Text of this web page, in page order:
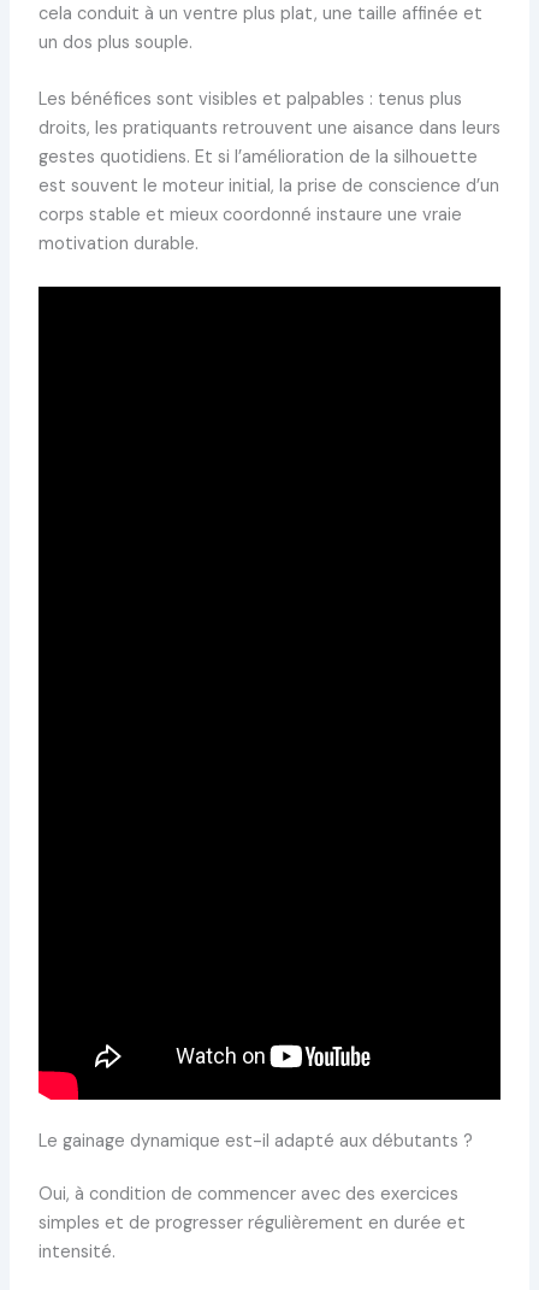
cela conduit à un ventre plus plat, une taille affinée et
un dos plus souple.
Les bénéfices sont visibles et palpables : tenus plus
droits, les pratiquants retrouvent une aisance dans leurs
gestes quotidiens. Et si l’amélioration de la silhouette
est souvent le moteur initial, la prise de conscience d’un
corps stable et mieux coordonné instaure une vraie
motivation durable.
Le gainage dynamique est-il adapté aux débutants ?
Oui, à condition de commencer avec des exercices
simples et de progresser régulièrement en durée et
intensité.